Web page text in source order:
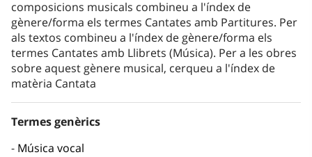
composicions musicals combineu a l'índex de
gènere/forma els termes Cantates amb Partitures. Per
als textos combineu a l'índex de gènere/forma els
termes Cantates amb Llibrets (Música). Per a les obres
sobre aquest gènere musical, cerqueu a l'índex de
matèria Cantata
Termes genèrics
Música vocal